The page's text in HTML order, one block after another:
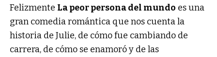
Felizmente La peor persona del mundo es una
gran comedia romántica que nos cuenta la
historia de Julie, de cómo fue cambiando de
carrera, de cómo se enamoró y de las